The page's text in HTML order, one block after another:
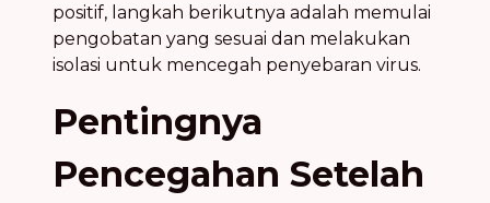
positif, langkah berikutnya adalah memulai
pengobatan yang sesuai dan melakukan
isolasi untuk mencegah penyebaran virus.
Pentingnya
Pencegahan Setelah